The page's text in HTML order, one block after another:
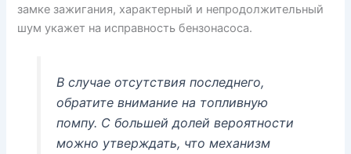
замке зажигания, характерный и непродолжительный
шум укажет на исправность бензонасоса.
В случае отсутствия последнего,
обратите внимание на топливную
помпу. С большей долей вероятности
можно утверждать, что механизм